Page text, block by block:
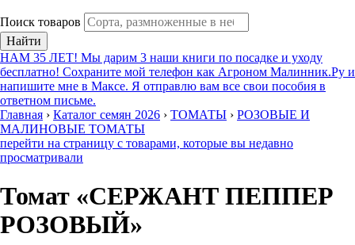
Поиск товаров
Найти
НАМ 35 ЛЕТ! Мы дарим 3 наши книги по посадке и уходу
бесплатно! Сохраните мой телефон как Агроном Малинник.Ру и
напишите мне в Максе. Я отправлю вам все свои пособия в
ответном письме.
Главная › Каталог семян 2026 › ТОМАТЫ › РОЗОВЫЕ И
МАЛИНОВЫЕ ТОМАТЫ
перейти на страницу с товарами, которые вы недавно
просматривали
Томат «СЕРЖАНТ ПЕППЕР
РОЗОВЫЙ»